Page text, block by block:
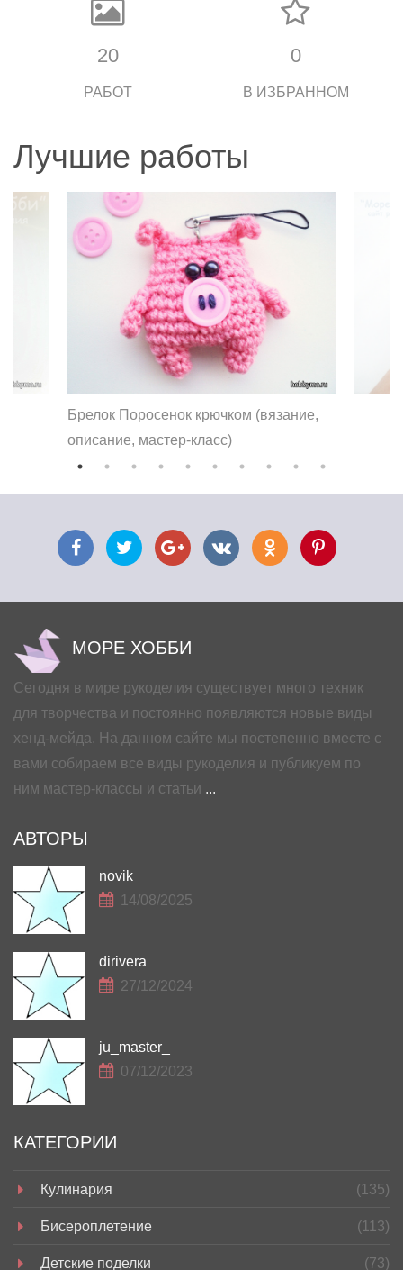
20
РАБОТ
0
В ИЗБРАННОМ
Лучшие работы
Брелок Поросенок крючком (вязание,
описание, мастер-класс)
МОРЕ ХОББИ
Сегодня в мире рукоделия существует много техник
для творчества и постоянно появляются новые виды
хенд-мейда. На данном сайте мы постепенно вместе с
вами собираем все виды рукоделия и публикуем по
ним мастер-классы и статьи ...
АВТОРЫ
novik
14/08/2025
dirivera
27/12/2024
ju_master_
07/12/2023
КАТЕГОРИИ
Кулинария (135)
Бисероплетение (113)
Детские поделки (73)